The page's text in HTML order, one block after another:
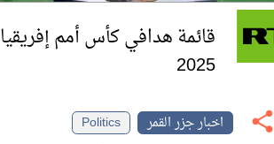
قائمة هدافي كأس أمم إفريقيا
2025
اخبار جزر القمر
Politics